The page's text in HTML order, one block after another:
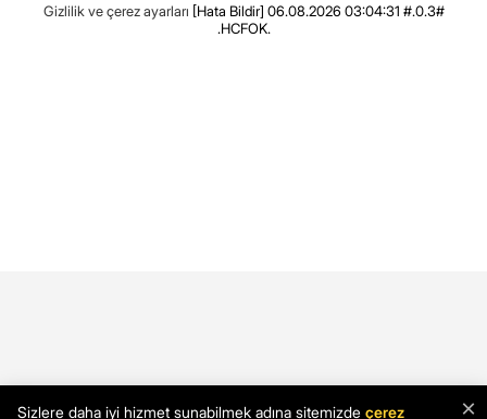
Gizlilik ve çerez ayarları [Hata Bildir] 06.08.2026 03:04:31 #.0.3#
.HCFOK.
×
Sizlere daha iyi hizmet sunabilmek adına sitemizde çerez